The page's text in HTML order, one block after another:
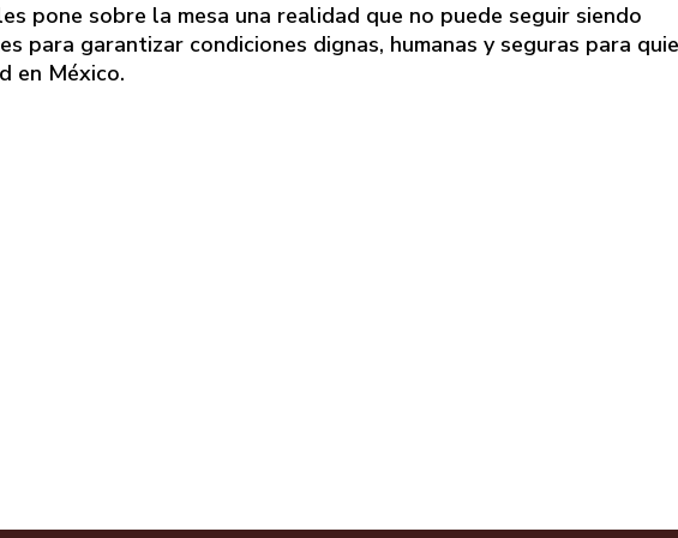
pone sobre la mesa una realidad que no puede seguir siendo
para garantizar condiciones dignas, humanas y seguras para
en México.